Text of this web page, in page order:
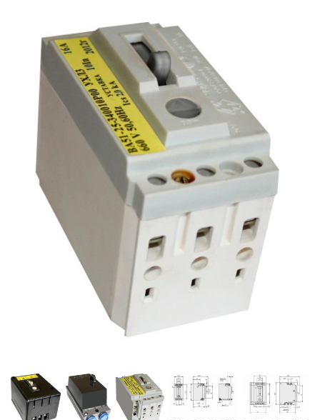
диэлектрические
Стремянки с
Стремянки с
опорой
Ширмы
РЗА (шторы)
Штендеры
Щиты
диэлектрические